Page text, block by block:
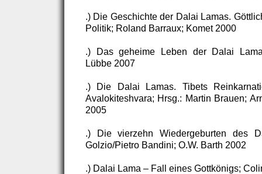
.) Die Geschichte der Dalai Lamas.
Politik; Roland Barraux; Komet 2000
.) Das geheime Leben der Dalai
Lübbe 2007
.) Die Dalai Lamas. Tibets
Avalokiteshvara; Hrsg.: Martin Brauen;
2005
.) Die vierzehn Wiedergeburten des
Golzio/Pietro Bandini; O.W. Barth 2002
.) Dalai Lama – Fall eines Gottkönigs;